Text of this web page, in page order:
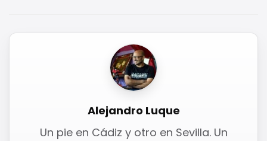
Alejandro Luque
Un pie en Cádiz y otro en Sevilla. Un